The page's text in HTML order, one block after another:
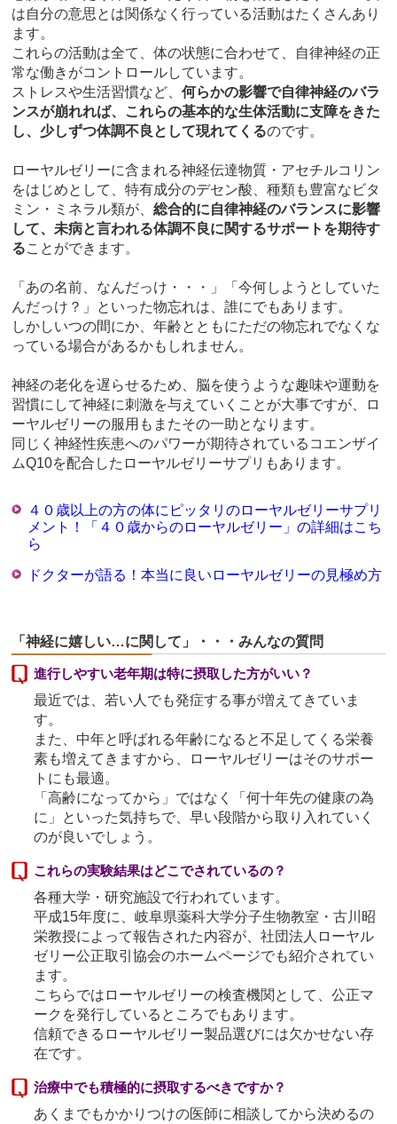
は自分の意思とは関係なく行っている活動はたくさんあり
ます。
これらの活動は全て、体の状態に合わせて、自律神経の正
常な働きがコントロールしています。
ストレスや生活習慣など、何らかの影響で自律神経のバラ
ンスが崩れれば、これらの基本的な生体活動に支障をきた
し、少しずつ体調不良として現れてくるのです。
ローヤルゼリーに含まれる神経伝達物質・アセチルコリン
をはじめとして、特有成分のデセン酸、種類も豊富なビタ
ミン・ミネラル類が、総合的に自律神経のバランスに影響
して、未病と言われる体調不良に関するサポートを期待す
ることができます。
「あの名前、なんだっけ・・・」「今何しようとしていた
んだっけ？」といった物忘れは、誰にでもあります。
しかしいつの間にか、年齢とともにただの物忘れでなくな
っている場合があるかもしれません。
神経の老化を遅らせるため、脳を使うような趣味や運動を
習慣にして神経に刺激を与えていくことが大事ですが、ロ
ーヤルゼリーの服用もまたその一助となります。
同じく神経性疾患へのパワーが期待されているコエンザイ
ムQ10を配合したローヤルゼリーサプリもあります。
４０歳以上の方の体にピッタリのローヤルゼリーサプリ
メント！「４０歳からのローヤルゼリー」の詳細はこち
ら
ドクターが語る！本当に良いローヤルゼリーの見極め方
「神経に嬉しい…に関して」・・・みんなの質問
進行しやすい老年期は特に摂取した方がいい？
最近では、若い人でも発症する事が増えてきていま
す。
また、中年と呼ばれる年齢になると不足してくる栄養
素も増えてきますから、ローヤルゼリーはそのサポー
トにも最適。
「高齢になってから」ではなく「何十年先の健康の為
に」といった気持ちで、早い段階から取り入れていく
のが良いでしょう。
これらの実験結果はどこでされているの？
各種大学・研究施設で行われています。
平成15年度に、岐阜県薬科大学分子生物教室・古川昭
栄教授によって報告された内容が、社団法人ローヤル
ゼリー公正取引協会のホームページでも紹介されてい
ます。
こちらではローヤルゼリーの検査機関として、公正マ
ークを発行しているところでもあります。
信頼できるローヤルゼリー製品選びには欠かせない存
在です。
治療中でも積極的に摂取するべきですか？
あくまでもかかりつけの医師に相談してから決めるの